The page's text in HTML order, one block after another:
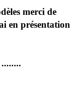
merci de
en présentation